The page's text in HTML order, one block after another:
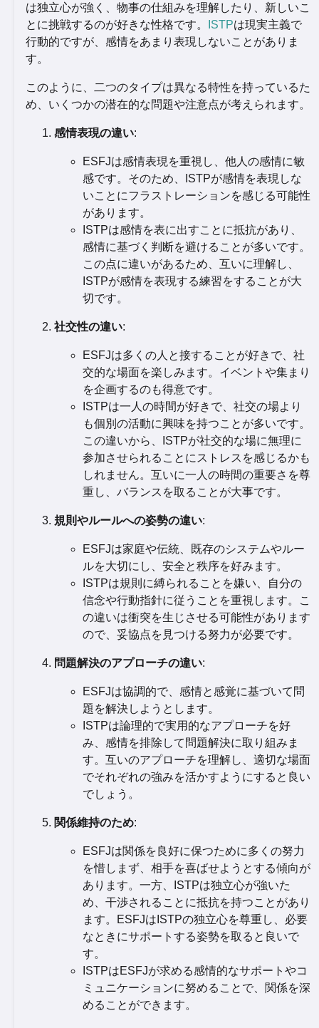
は独立心が強く、物事の仕組みを理解したり、新しいこ
とに挑戦するのが好きな性格です。
ISTPは現実主義で
行動的ですが、感情をあまり表現しないことがありま
す。
このように、二つのタイプは異なる特性を持っているた
め、いくつかの潜在的な問題や注意点が考えられます。
感情表現の違い:
ESFJは感情表現を重視し、他人の感情に敏
感です。そのため、ISTPが感情を表現しな
いことにフラストレーションを感じる可能性
があります。
ISTPは感情を表に出すことに抵抗があり、
感情に基づく判断を避けることが多いです。
この点に違いがあるため、互いに理解し、
ISTPが感情を表現する練習をすることが大
切です。
社交性の違い:
ESFJは多くの人と接することが好きで、社
交的な場面を楽しみます。イベントや集まり
を企画するのも得意です。
ISTPは一人の時間が好きで、社交の場より
も個別の活動に興味を持つことが多いです。
この違いから、ISTPが社交的な場に無理に
参加させられることにストレスを感じるかも
しれません。互いに一人の時間の重要さを尊
重し、バランスを取ることが大事です。
規則やルールへの姿勢の違い:
ESFJは家庭や伝統、既存のシステムやルー
ルを大切にし、安全と秩序を好みます。
ISTPは規則に縛られることを嫌い、自分の
信念や行動指針に従うことを重視します。こ
の違いは衝突を生じさせる可能性があります
ので、妥協点を見つける努力が必要です。
問題解決のアプローチの違い:
ESFJは協調的で、感情と感覚に基づいて問
題を解決しようとします。
ISTPは論理的で実用的なアプローチを好
み、感情を排除して問題解決に取り組みま
す。互いのアプローチを理解し、適切な場面
でそれぞれの強みを活かすようにすると良い
でしょう。
関係維持のため:
ESFJは関係を良好に保つために多くの努力
を惜しまず、相手を喜ばせようとする傾向が
あります。一方、ISTPは独立心が強いた
め、干渉されることに抵抗を持つことがあり
ます。ESFJはISTPの独立心を尊重し、必要
なときにサポートする姿勢を取ると良いで
す。
ISTPはESFJが求める感情的なサポートやコ
ミュニケーションに努めることで、関係を深
めることができます。